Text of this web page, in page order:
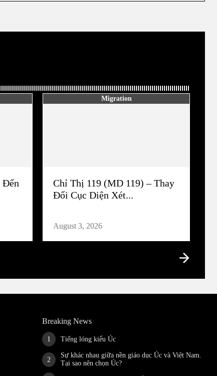
Đến
Migration
Chỉ Thị 119 (MD 119) – Thay
Đổi Cục Diện Xét...
August 3, 2026
Breaking News
Tiếng lóng kiểu Úc
Sự khác nhau giữa nền giáo dục Úc và Việt Nam.
Tại sao nên chọn Úc?